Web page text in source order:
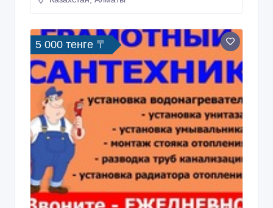
5 000 тенге 〒